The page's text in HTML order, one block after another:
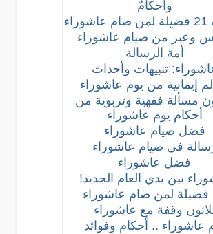
وأحكامٌ
وعبر من صيام عاشوراء
أمة الرسالة
تنبيهات وأحداث
إيمانية من يوم عاشوراء
مسألة فقهية وتربوية من
أحكام يوم عاشوراء
فضل صيام عاشوراء
في صيام عاشوراء
فضل عاشوراء
بين يدي العام الجديد!
وقفة مع عاشوراء
عاشوراء .. أحكام وفوائد